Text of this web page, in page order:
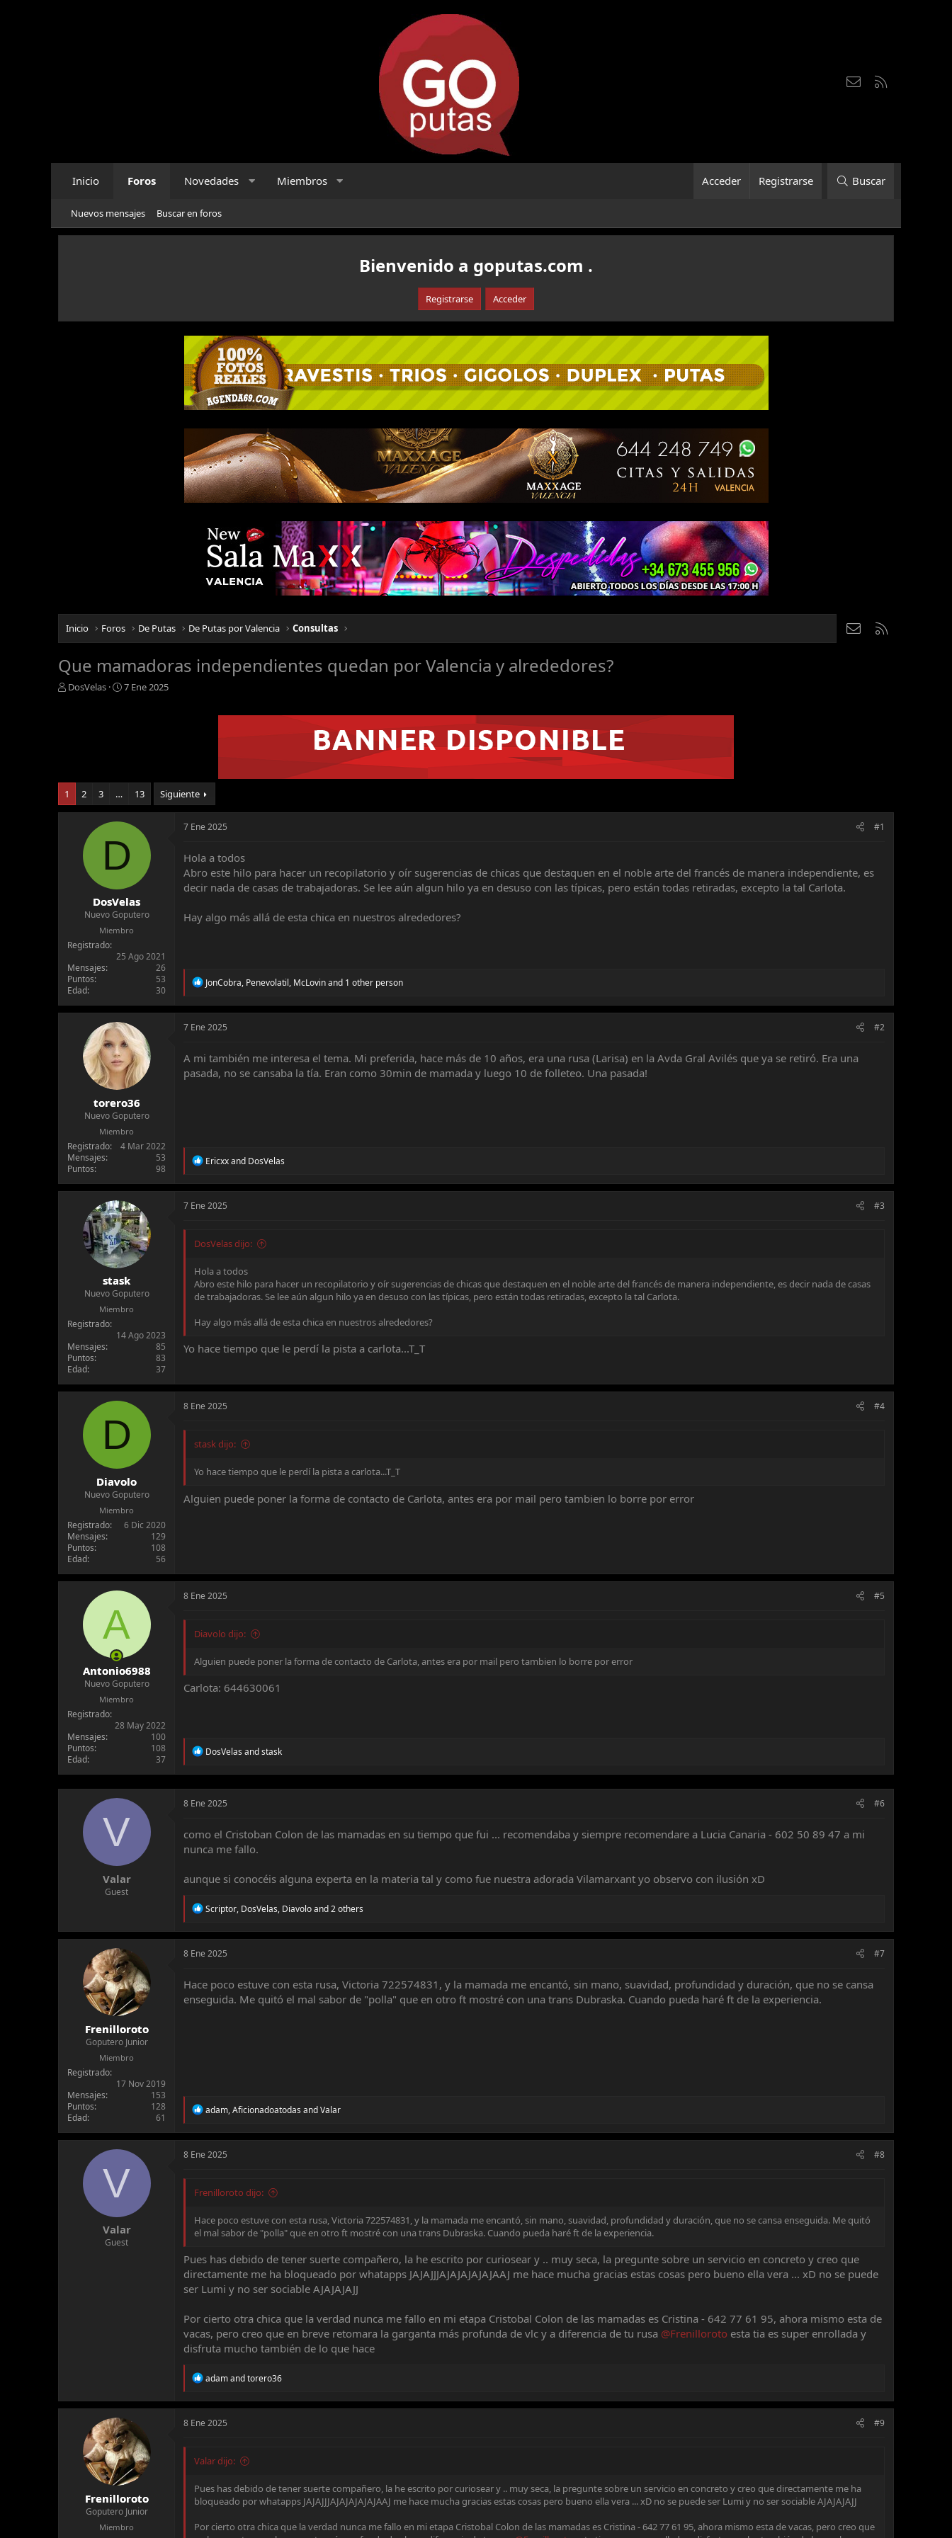
Contáctanos
Inicio Foros Novedades Miembros Acceder Registrarse Buscar
Nuevos mensajes Buscar en foros
Bienvenido a goputas.com .
Registrarse Acceder
Inicio Foros De Putas De Putas por Valencia Consultas Contáctanos
Que mamadoras independientes quedan por Valencia y alrededores?
A
DosVelas
F
c
i
7 Ene 2025
1 2 3 … 13 Siguiente
D
DosVelas
Nuevo Goputero
Miembro
Registrado
25 Ago 2021
Mensajes
26
Puntos
53
Edad
30
7 Ene 2025 #1
Hola a todos
Abro este hilo para hacer un recopilatorio y oír sugerencias de chicas que destaquen en el noble arte del francés de manera independiente, es
decir nada de casas de trabajadoras. Se lee aún algun hilo ya en desuso con las típicas, pero están todas retiradas, excepto la tal Carlota.
Hay algo más allá de esta chica en nuestros alrededores?
R
a
c
n
s
JonCobra, Penevolatil, McLovinand 1 other person
torero36
Nuevo Goputero
Miembro
Registrado
4 Mar 2022
Mensajes
53
Puntos
98
7 Ene 2025 #2
A mi también me interesa el tema. Mi preferida, hace más de 10 años, era una rusa (Larisa) en la Avda Gral Avilés que ya se retiró. Era una
pasada, no se cansaba la tía. Eran como 30min de mamada y luego 10 de folleteo. Una pasada!
R
a
c
s
Ericxxand DosVelas
stask
Nuevo Goputero
Miembro
Registrado
14 Ago 2023
Mensajes
85
Puntos
83
Edad
37
7 Ene 2025 #3
DosVelas dijo:
Hola a todos
Abro este hilo para hacer un recopilatorio y oír sugerencias de chicas que destaquen en el noble arte del francés de manera independiente, es decir nada de casas
de trabajadoras. Se lee aún algun hilo ya en desuso con las típicas, pero están todas retiradas, excepto la tal Carlota.
Hay algo más allá de esta chica en nuestros alrededores?
Yo hace tiempo que le perdí la pista a carlota...T_T
D
Diavolo
Nuevo Goputero
Miembro
Registrado
6 Dic 2020
Mensajes
129
Puntos
108
Edad
56
8 Ene 2025 #4
stask dijo:
Yo hace tiempo que le perdí la pista a carlota...T_T
Alguien puede poner la forma de contacto de Carlota, antes era por mail pero tambien lo borre por error
A
Antonio6988
Nuevo Goputero
Miembro
Registrado
28 May 2022
Mensajes
100
Puntos
108
Edad
37
8 Ene 2025 #5
Diavolo dijo:
Alguien puede poner la forma de contacto de Carlota, antes era por mail pero tambien lo borre por error
Carlota: 644630061
R
a
n
s
:
DosVelas andstask
V
Valar
Guest
8 Ene 2025 #6
como el Cristoban Colon de las mamadas en su tiempo que fui ... recomendaba y siempre recomendare a Lucia Canaria - 602 50 89 47 a mi
nunca me fallo.
aunque si conocéis alguna experta en la materia tal y como fue nuestra adorada Vilamarxant yo observo con ilusión xD
R
a
c
n
s
Scriptor, DosVelas, Diavoloand 2 others
Frenilloroto
Goputero Junior
Miembro
Registrado
17 Nov 2019
Mensajes
153
Puntos
128
Edad
61
8 Ene 2025 #7
Hace poco estuve con esta rusa, Victoria 722574831, y la mamada me encantó, sin mano, suavidad, profundidad y duración, que no se cansa
enseguida. Me quitó el mal sabor de "polla" que en otro ft mostré con una trans Dubraska. Cuando pueda haré ft de la experiencia.
R
a
c
s
adam,Aficionadoatodas andValar
V
Valar
Guest
8 Ene 2025 #8
Frenilloroto dijo:
Hace poco estuve con esta rusa, Victoria 722574831, y la mamada me encantó, sin mano, suavidad, profundidad y duración, que no se cansa enseguida. Me quitó
el mal sabor de "polla" que en otro ft mostré con una trans Dubraska. Cuando pueda haré ft de la experiencia.
Pues has debido de tener suerte compañero, la he escrito por curiosear y .. muy seca, la pregunte sobre un servicio en concreto y creo que
directamente me ha bloqueado por whatapps JAJAJJJAJAJAJAJAJAAJ me hace mucha gracias estas cosas pero bueno ella vera ... xD no se puede
ser Lumi y no ser sociable AJAJAJAJJ
Por cierto otra chica que la verdad nunca me fallo en mi etapa Cristobal Colon de las mamadas es Cristina - 642 77 61 95, ahora mismo esta de
vacas, pero creo que en breve retomara la garganta más profunda de vlc y a diferencia de tu rusa @Frenilloroto esta tia es super enrollada y
disfruta mucho también de lo que hace
R
a
c
n
s
adamandtorero36
Frenilloroto
Goputero Junior
Miembro
8 Ene 2025 #9
Valar dijo:
Pues has debido de tener suerte compañero, la he escrito por curiosear y .. muy seca, la pregunte sobre un servicio en concreto y creo que directamente me ha
bloqueado por whatapps JAJAJJJAJAJAJAJAJAAJ me hace mucha gracias estas cosas pero bueno ella vera ... xD no se puede ser Lumi y no ser sociable AJAJAJAJJ
Por cierto otra chica que la verdad nunca me fallo en mi etapa Cristobal Colon de las mamadas es Cristina - 642 77 61 95, ahora mismo esta de vacas, pero creo que